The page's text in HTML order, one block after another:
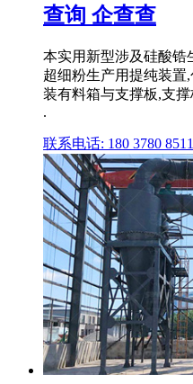
查询 企查查
本实用新型涉及硅酸锆
超细粉生产用提纯装置
装有料箱与支撑板,支
.
联系电话: 180 3780 8511